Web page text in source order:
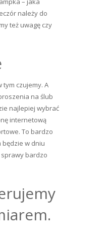
należy do
też uwagę czy
tym czujemy. A
na ślub
najlepiej wybrać
internetową
To bardzo
będzie w dniu
sprawy bardzo